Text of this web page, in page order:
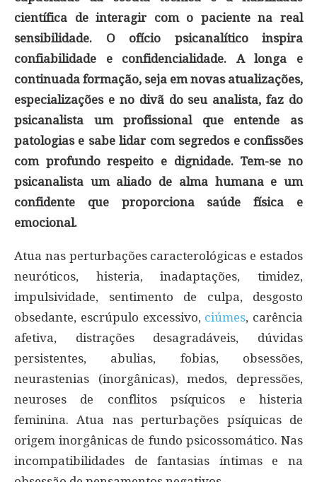
científica de interagir com o paciente na real
sensibilidade. O ofício psicanalítico inspira
confiabilidade e confidencialidade. A longa e
continuada formação, seja em novas atualizações,
especializações e no divã do seu analista, faz do
psicanalista um profissional que entende as
patologias e sabe lidar com segredos e confissões
com profundo respeito e dignidade. Tem-se no
psicanalista um aliado de alma humana e um
confidente que proporciona saúde física e
emocional.
Atua nas perturbações caracterológicas e estados
neuróticos, histeria, inadaptações, timidez,
impulsividade, sentimento de culpa, desgosto
obsedante, escrúpulo excessivo, ciúmes, carência
afetiva, distrações desagradáveis, dúvidas
persistentes, abulias, fobias, obsessões,
neurastenias (inorgânicas), medos, depressões,
neuroses de conflitos psíquicos e histeria
feminina. Atua nas perturbações psíquicas de
origem inorgânicas de fundo psicossomático. Nas
incompatibilidades de fantasias íntimas e na